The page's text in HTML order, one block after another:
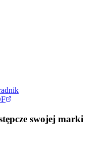
swojej marki